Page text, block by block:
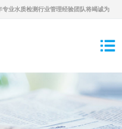
业水质检测行业管理经验团队将竭诚为